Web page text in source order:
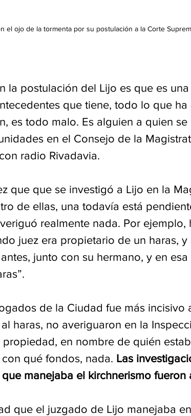
el ojo de la tormenta por su postulación a la Corte
la postulación del Lijo es que es
que tiene, todo lo que ha
es todo malo. Es alguien a quien se
en el Consejo de la
radio Rivadavia.
que que se investigó a Lijo en la
de ellas, una todavía está
realmente nada. Por ejemplo,
juez era propietario de un haras, y
junto con su hermano, y en esa
de la Ciudad fue más incisivo
haras, no averiguaron en la
en nombre de quién
qué fondos, nada. Las
manejaba el kirchnerismo fueron
que el juzgado de Lijo manejaba